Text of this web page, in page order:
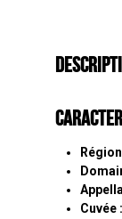
Cuvée :